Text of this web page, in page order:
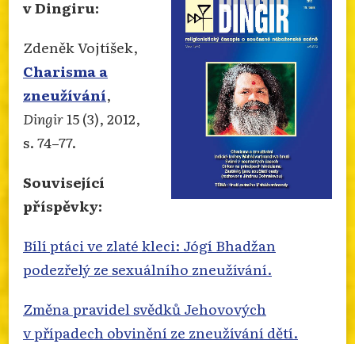
v Dingiru:
Zdeněk Vojtíšek,
Charisma a
zneužívání,
Dingir15 (3), 2012,
s. 74–77.
Související
příspěvky:
Bílí ptáci ve zlaté kleci: Jógí Bhadžan
podezřelý ze sexuálního zneužívání.
Změna pravidel svědků Jehovových
v případech obvinění ze zneužívání dětí.